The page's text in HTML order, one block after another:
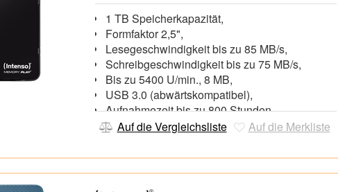
1 TB Speicherkapazität,
Formfaktor 2,5",
Lesegeschwindigkeit bis zu 85 MB/s,
Schreibgeschwindigkeit bis zu 75 MB/s,
Bis zu 5400 U/min., 8 MB,
USB 3.0 (abwärtskompatibel),
Aufnahmezeit bis zu 800 Stunden,
Inklusive praktischer Halterung,
Auf die Vergleichsliste Auf die Merkliste